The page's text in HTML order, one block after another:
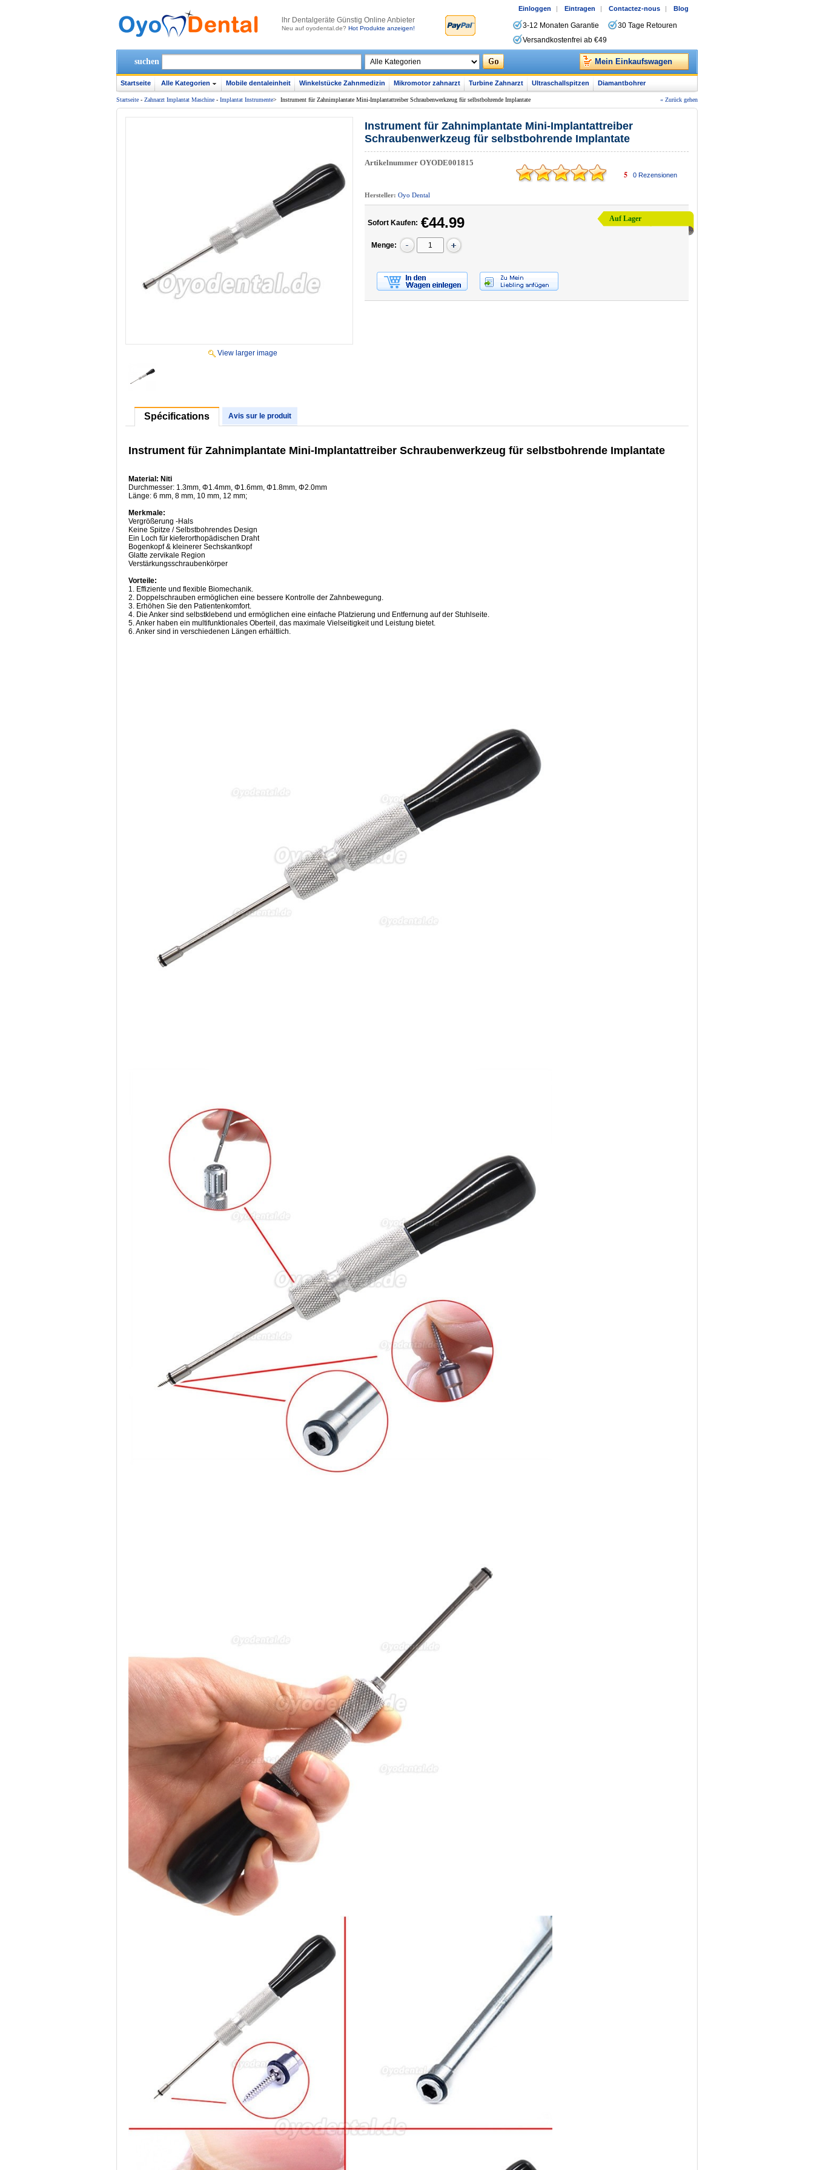
lhr Dentalgeräte Günstig Online Anbieter
Neu auf oyodental.de? Hot Produkte anzeigen!
Einloggen | Eintragen | Contactez-nous | Blog
3-12 Monaten Garantie
30 Tage Retouren
Versandkostenfrei ab €49
suchen Mein Einkaufswagen
Startseite Alle Kategorien Mobile dentaleinheit Winkelstücke Zahnmedizin Mikromotor zahnarzt Turbine Zahnarzt Ultraschallspitzen Diamantbohrer
Startseite - Zahnarzt Implantat Maschine - Implantat Instrumente> Instrument für Zahnimplantate Mini-Implantattreiber Schraubenwerkzeug für selbstbohrende Implantate « Zurück gehen
View larger image
Instrument für Zahnimplantate Mini-Implantattreiber
Schraubenwerkzeug für selbstbohrende Implantate
Artikelnummer OYODE001815
5 0Rezensionen
Hersteller: Oyo Dental
Auf Lager
Sofort Kaufen: €44.99
Menge:
Spécifications Avis sur le produit
Instrument für Zahnimplantate Mini-Implantattreiber Schraubenwerkzeug für selbstbohrende Implantate
Material: Niti
Durchmesser: 1.3mm, Φ1.4mm, Φ1.6mm, Φ1.8mm, Φ2.0mm
Länge: 6 mm, 8 mm, 10 mm, 12 mm;
Merkmale:
Vergrößerung -Hals
Keine Spitze / Selbstbohrendes Design
Ein Loch für kieferorthopädischen Draht
Bogenkopf & kleinerer Sechskantkopf
Glatte zervikale Region
Verstärkungsschraubenkörper
Vorteile:
1. Effiziente und flexible Biomechanik.
2. Doppelschrauben ermöglichen eine bessere Kontrolle der Zahnbewegung.
3. Erhöhen Sie den Patientenkomfort.
4. Die Anker sind selbstklebend und ermöglichen eine einfache Platzierung und Entfernung auf der Stuhlseite.
5. Anker haben ein multifunktionales Oberteil, das maximale Vielseitigkeit und Leistung bietet.
6. Anker sind in verschiedenen Längen erhältlich.